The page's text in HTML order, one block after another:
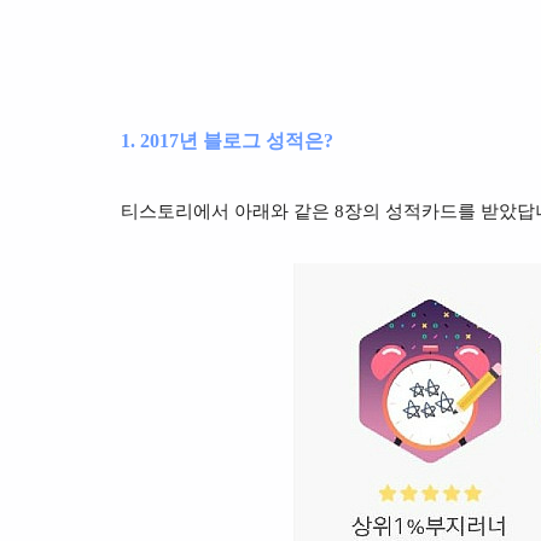
1. 2017년 블로그 성적은?
티스토리에서 아래와 같은 8장의 성적카드를 받았답